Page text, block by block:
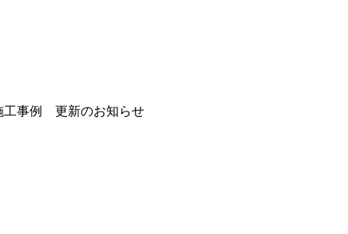
工事例 更新のお知らせ